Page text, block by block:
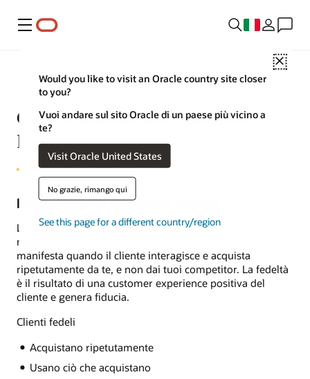
Menu
Close
Would you like to visit an Oracle country site closer
to you?
Vuoi andare sul sito Oracle di un paese più vicino a
te?
Visit Oracle United States
No grazie, rimango qui
See this page for a different country/region
Cosa si intende per Customer
loyalty?
Definizione di Customer loyalty
La Customer loyalty può essere definita come un
rapporto emotivo continuo tra te e il tuo cliente e si
manifesta quando il cliente interagisce e acquista
ripetutamente da te, e non dai tuoi competitor. La fedeltà
è il risultato di una customer experience positiva del
cliente e genera fiducia.
Clienti fedeli
Acquistano ripetutamente
Usano ciò che acquistano